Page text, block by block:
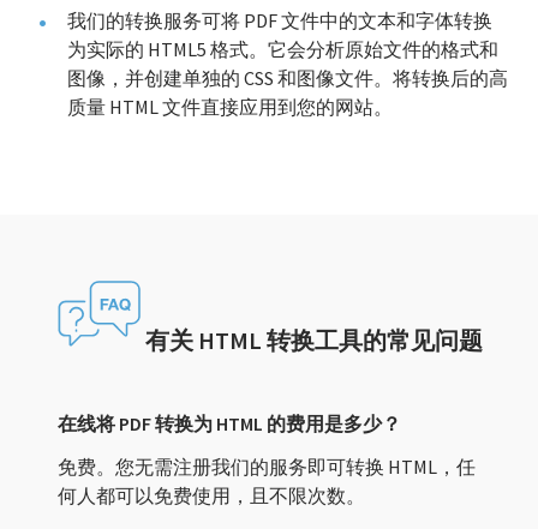
我们的转换服务可将 PDF 文件中的文本和字体转换
为实际的 HTML5 格式。它会分析原始文件的格式和
图像，并创建单独的 CSS 和图像文件。将转换后的高
质量 HTML 文件直接应用到您的网站。
有关 HTML 转换工具的常见问题
在线将 PDF 转换为 HTML 的费用是多少？
免费。您无需注册我们的服务即可转换 HTML，任
何人都可以免费使用，且不限次数。